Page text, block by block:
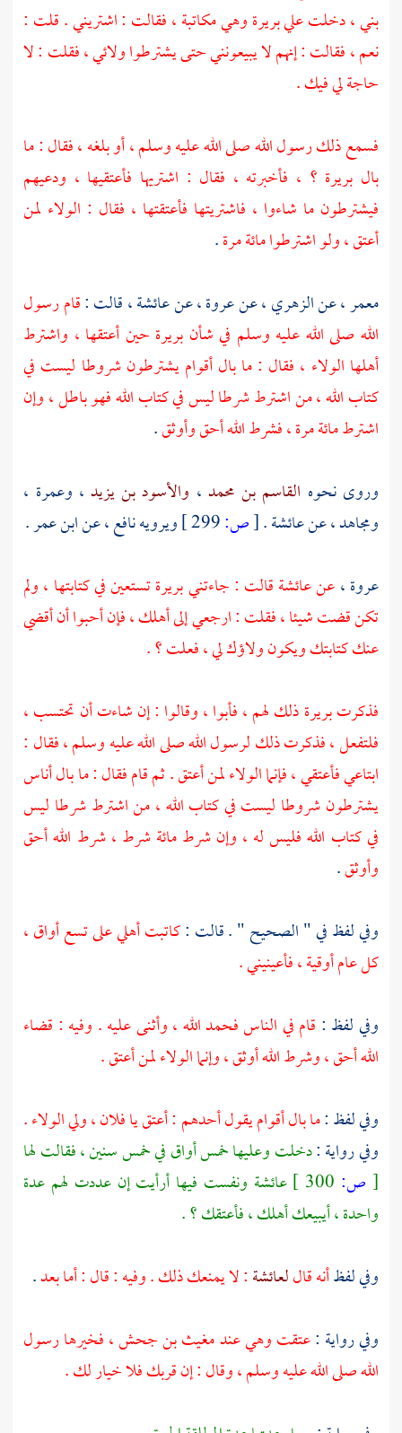
بني ، دخلت عليبريرةوهي مكاتبة ، فقالت : اشتريني . قلت :
نعم ، فقالت : إنهم لا يبيعونني حتى يشترطوا ولائي ، فقلت : لا
حاجة لي فيك .
فسمع ذلك رسول الله صلى الله عليه وسلم ، أو بلغه ، فقال : ما
بال بريرة ؟ ، فأخبرته ، فقال : اشتريها فأعتقيها ، ودعيهم
فيشترطون ما شاءوا ، فاشتريتها فأعتقتها ، فقال : الولاء لمن
أعتق ، ولو اشترطوا مائة مرة.
معمر، عنالزهري، عنعروة، عنعائشة، قالت :قام رسول
الله صلى الله عليه وسلم في شأن بريرة حين أعتقها ، واشترط
أهلها الولاء ، فقال : ما بال أقوام يشترطون شروطا ليست في
كتاب الله ، من اشترط شرطا ليس في كتاب الله فهو باطل ، وإن
اشترط مائة مرة ، فشرط الله أحق وأوثق.
وروى نحوه القاسم بن محمد ، والأسود بن يزيد ، وعمرة ،
ومجاهد، عنعائشة.
[ص: ويرويهنافع، عنابن عمر.
عروة،عنعائشةقالت : جاءتنيبريرةتستعين في كتابتها ، ولم
تكن قضت شيئا ، فقلت : ارجعي إلى أهلك ، فإن أحبوا أن أقضي
عنك كتابتك ويكون ولاؤك لي ، فعلت ؟ .
فذكرتبريرةذلك لهم ، فأبوا ، وقالوا : إن شاءت أن تحتسب ،
فلتفعل ، فذكرت ذلك لرسول الله صلى الله عليه وسلم ، فقال :
ابتاعي فأعتقي ، فإنما الولاء لمن أعتق . ثم قام فقال : ما بال أناس
يشترطون شروطا ليست في كتاب الله ، من اشترط شرطا ليس
في كتاب الله فليس له ، وإن شرط مائة شرط ، شرط الله أحق
وأوثق.
وفي لفظ في " الصحيح " . قالت :كاتبت أهلي على تسع أواق ،
كل عام أوقية ، فأعينيني .
وفي لفظ : قام في الناس فحمد الله ، وأثنى عليه . وفيه : قضاء
الله أحق ، وشرط الله أوثق ، وإنما الولاء لمن أعتق .
وفي لفظ :ما بال أقوام يقول أحدهم : أعتق يا فلان ، ولي الولاء .
وفي رواية :دخلت وعليها خمس أواق في خمس سنين ، فقالت لها
[ ص: عائشة ونفست فيها أرأيت إن عددت لهم عدة
واحدة ، أيبيعك أهلك ، فأعتقك ؟ .
وفي لفظأنه قاللعائشة: لا يمنعك ذلك . وفيه : قال : أما بعد.
وفي رواية :عتقت وهي عندمغيث بن جحش، فخيرها رسول
الله صلى الله عليه وسلم ، وقال : إن قربك فلا خيار لك .